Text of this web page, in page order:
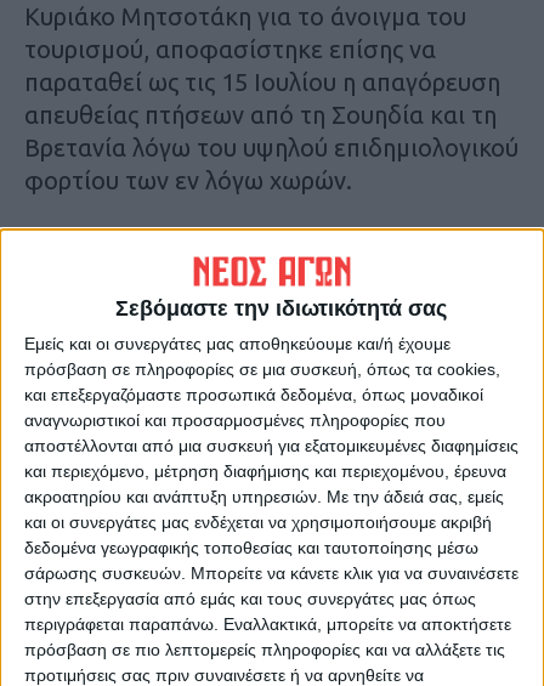
Σεβόμαστε την ιδιωτικότητά σας
Εμείς και οι συνεργάτες μας αποθηκεύουμε και/ή έχουμε
πρόσβαση σε πληροφορίες σε μια συσκευή, όπως τα cookies,
και επεξεργαζόμαστε προσωπικά δεδομένα, όπως μοναδικοί
αναγνωριστικοί και προσαρμοσμένες πληροφορίες που
αποστέλλονται από μια συσκευή για εξατομικευμένες διαφημίσεις
και περιεχόμενο, μέτρηση διαφήμισης και περιεχομένου, έρευνα
ακροατηρίου και ανάπτυξη υπηρεσιών. Με την άδειά σας, εμείς
και οι συνεργάτες μας ενδέχεται να χρησιμοποιήσουμε ακριβή
δεδομένα γεωγραφικής τοποθεσίας και ταυτοποίησης μέσω
σάρωσης συσκευών. Μπορείτε να κάνετε κλικ για να συναινέσετε
στην επεξεργασία από εμάς και τους συνεργάτες μας όπως
περιγράφεται παραπάνω. Εναλλακτικά, μπορείτε να αποκτήσετε
πρόσβαση σε πιο λεπτομερείς πληροφορίες και να αλλάξετε τις
προτιμήσεις σας πριν συναινέσετε ή να αρνηθείτε να
Κυριάκο Μητσοτάκη για το άνοιγμα του
τουρισμού, αποφασίστηκε επίσης να
παραταθεί ως τις 15 Ιουλίου η απαγόρευση
απευθείας πτήσεων από τη Σουηδία και τη
Βρετανία λόγω του υψηλού επιδημιολογικού
φορτίου των εν λόγω χωρών.
τρόπος πραγματοποίησης των στοχευμένων
τεστ, τα πρωτόκολλα σε όλες τις πύλες
εισόδου της χώρας (οι σχετικές
πληροφορίες έχουν αναρτηθεί στο site του
υπουργείου Εξωτερικών, www.mfa.gr)
καθώς και τα πρωτόκολλα μεταφοράς στα
νοσοκομεία και τα ξενοδοχεία αναφοράς σε
περίπτωση εμφάνισης κρουσμάτων.
Ανοίγουν οι πύλες εισόδου με την Τουρκία
Ο κυβερνητικός εκπρόσωπος, Στέλιος
Πέτσας, κατά τη χθεσινή ενημέρωση των